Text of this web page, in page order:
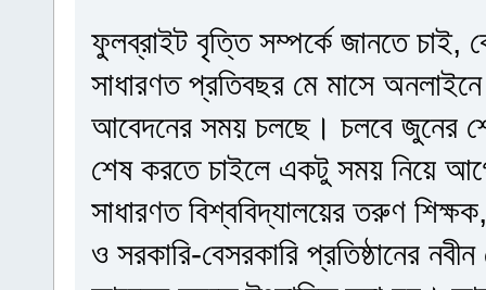
ফুলব্রাইট বৃত্তি সম্পর্কে জানতে চাই,
সাধারণত প্রতিবছর মে মাসে
আবেদনের সময় চলছে। চলবে জুনের
শেষ করতে চাইলে একটু সময় নিয়ে
সাধারণত বিশ্ববিদ্যালয়ের তরুণ
ও সরকারি-বেসরকারি প্রতিষ্ঠানের